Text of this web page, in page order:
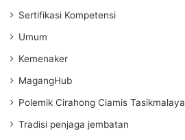
Sertifikasi Kompetensi
Umum
Kemenaker
MagangHub
Polemik Cirahong Ciamis Tasikmalaya
Tradisi penjaga jembatan